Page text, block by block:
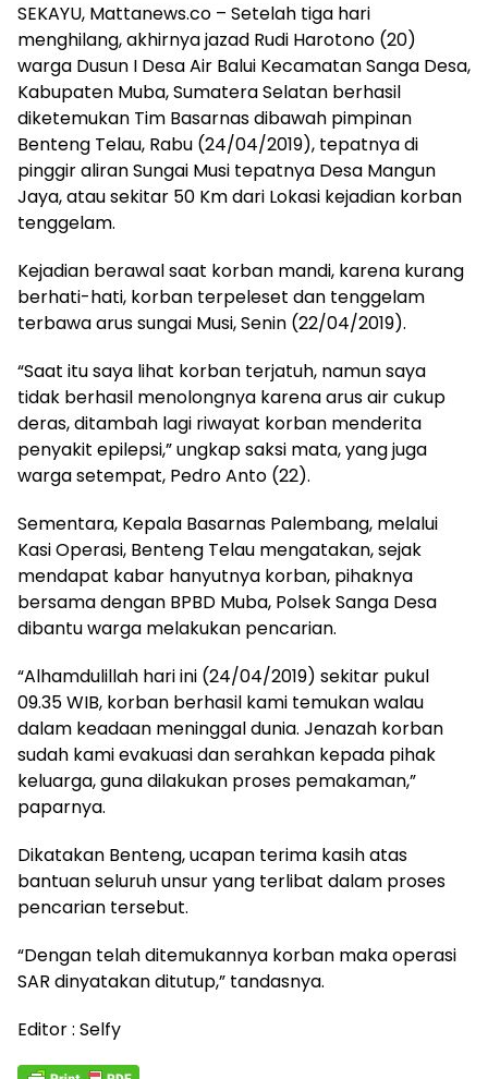
SEKAYU, Mattanews.co – Setelah tiga hari
menghilang, akhirnya jazad Rudi Harotono (20)
warga Dusun I Desa Air Balui Kecamatan Sanga Desa,
Kabupaten Muba, Sumatera Selatan berhasil
diketemukan Tim Basarnas dibawah pimpinan
Benteng Telau, Rabu (24/04/2019), tepatnya di
pinggir aliran Sungai Musi tepatnya Desa Mangun
Jaya, atau sekitar 50 Km dari Lokasi kejadian korban
tenggelam.
Kejadian berawal saat korban mandi, karena kurang
berhati-hati, korban terpeleset dan tenggelam
terbawa arus sungai Musi, Senin (22/04/2019).
“Saat itu saya lihat korban terjatuh, namun saya
tidak berhasil menolongnya karena arus air cukup
deras, ditambah lagi riwayat korban menderita
penyakit epilepsi,” ungkap saksi mata, yang juga
warga setempat, Pedro Anto (22).
Sementara, Kepala Basarnas Palembang, melalui
Kasi Operasi, Benteng Telau mengatakan, sejak
mendapat kabar hanyutnya korban, pihaknya
bersama dengan BPBD Muba, Polsek Sanga Desa
dibantu warga melakukan pencarian.
“Alhamdulillah hari ini (24/04/2019) sekitar pukul
09.35 WIB, korban berhasil kami temukan walau
dalam keadaan meninggal dunia. Jenazah korban
sudah kami evakuasi dan serahkan kepada pihak
keluarga, guna dilakukan proses pemakaman,”
paparnya.
Dikatakan Benteng, ucapan terima kasih atas
bantuan seluruh unsur yang terlibat dalam proses
pencarian tersebut.
“Dengan telah ditemukannya korban maka operasi
SAR dinyatakan ditutup,” tandasnya.
Editor : Selfy